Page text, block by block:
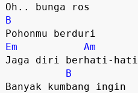
B
Em
Am
Jaga diri berhati-hati
B
Banyak kumbang ingin